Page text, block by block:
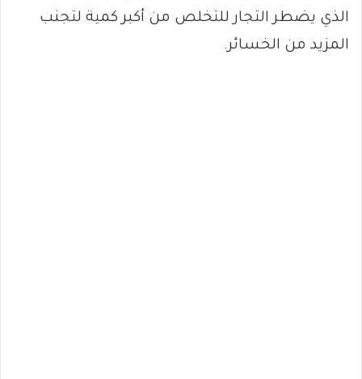
الذي يضطر التجار للتخلص من أكبر كمية لتجنب
المزيد من الخسائر.